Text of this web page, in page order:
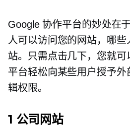
Google 协作平台的妙处在
人可以访问您的网站，哪些
站。只需点击几下，您就
平台轻松向某些用户授予外
辑权限。
1 公司网站